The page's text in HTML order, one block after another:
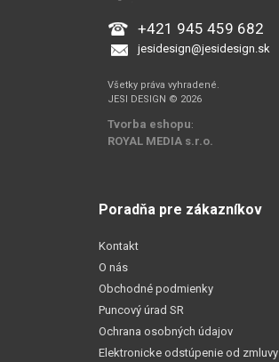
+421 945 459 682
jesidesign@jesidesign.sk
Všetky práva vyhradené.
JESI DESIGN © 2026
Tvorba eshopu:
ROYAL MEDIA s.r.o.
Poradňa pre zákazníkov
Kontakt
O nás
Obchodné podmienky
Puncový úrad SR
Ochrana osobných údajov
Elektronicke odstúpenie od zmluvy